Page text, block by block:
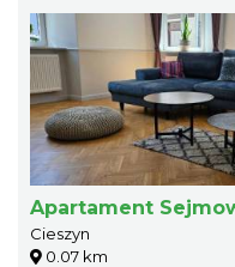
Apartament
Cieszyn
0.07 km